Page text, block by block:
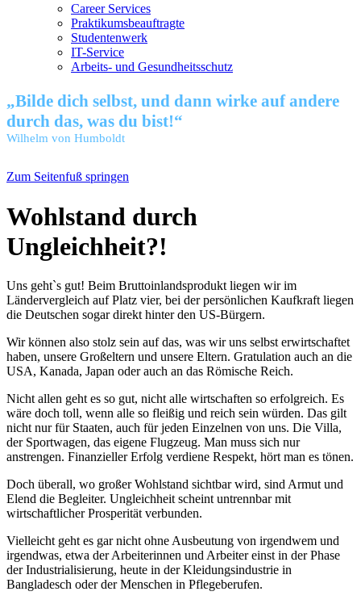
Career Services
Praktikumsbeauftragte
Studentenwerk
IT-Service
Arbeits- und Gesundheitsschutz
„Bilde dich selbst, und dann wirke auf andere
durch das, was du bist!“
Wilhelm von Humboldt
Zum Seitenfuß springen
Wohlstand durch
Ungleichheit?!
Uns geht`s gut! Beim Bruttoinlandsprodukt liegen wir im
Ländervergleich auf Platz vier, bei der persönlichen Kaufkraft liegen
die Deutschen sogar direkt hinter den US-Bürgern.
Wir können also stolz sein auf das, was wir uns selbst erwirtschaftet
haben, unsere Großeltern und unsere Eltern. Gratulation auch an die
USA, Kanada, Japan oder auch an das Römische Reich.
Nicht allen geht es so gut, nicht alle wirtschaften so erfolgreich. Es
wäre doch toll, wenn alle so fleißig und reich sein würden. Das gilt
nicht nur für Staaten, auch für jeden Einzelnen von uns. Die Villa,
der Sportwagen, das eigene Flugzeug. Man muss sich nur
anstrengen. Finanzieller Erfolg verdiene Respekt, hört man es tönen.
Doch überall, wo großer Wohlstand sichtbar wird, sind Armut und
Elend die Begleiter. Ungleichheit scheint untrennbar mit
wirtschaftlicher Prosperität verbunden.
Vielleicht geht es gar nicht ohne Ausbeutung von irgendwem und
irgendwas, etwa der Arbeiterinnen und Arbeiter einst in der Phase
der Industrialisierung, heute in der Kleidungsindustrie in
Bangladesch oder der Menschen in Pflegeberufen.